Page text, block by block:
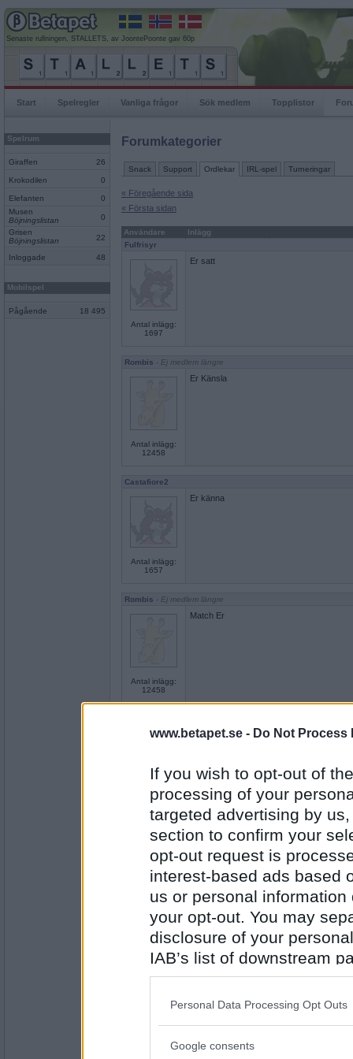
www.betapet.se - Do Not Process
If you wish to opt-out of
processing of your
targeted advertising by
section to confirm your
opt-out request is
interest-based ads based
us or personal
your opt-out. You may
disclosure of your
IAB’s list of downstream
also be disclosed by us
Downstream Participants
Please note that this
Personal Data Processing Opt Outs
Google consents
Senaste rullningen, STALLETS, av JoontePoonte gav 60p
Start Spelregler Vanliga frågor Sök medlem Topplistor
Spelrum
Giraffen 26
Krokodilen 0
Elefanten
0
Musen
Böjningslistan
0
Grisen
Böjningslistan
22
Inloggade 48
Mobilspel
Pågående 18 495
Forumkategorier
Snack Support Ordlekar IRL-spel Turneringar
« Föregående sida
« Första sidan
Användare
Inlägg
Fulfrisyr
Antal inlägg:
1697
Er satt
Rombis - Ej medlem längre
Antal inlägg:
12458
Er Känsla
Castafiore2
Antal inlägg:
1657
Er känna
Rombis - Ej medlem längre
Antal inlägg:
12458
Match Er
Antal inlägg:
3552
Liga Match
Rombis- Ej medlem längre
Antal inlägg:
12458
Match Klocka
Monicare- Ej medlem längre
Antal inlägg:
Guld klocka